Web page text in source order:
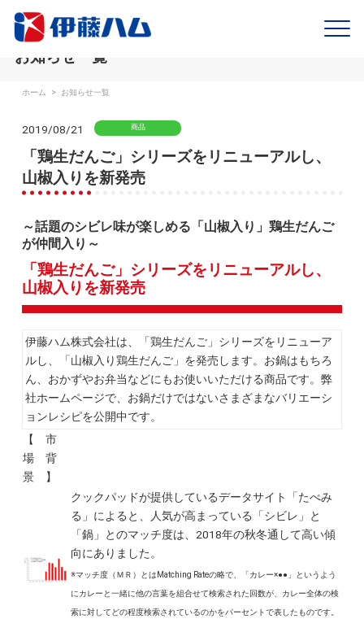
お知らせ一覧
ホーム > お知らせ一覧
2019/08/21 商品
「鶏生だんご」シリーズをリニューアルし、
山椒入りを新発売
～話題のシビレ味が楽しめる「山椒入り」鶏生だんご
が仲間入り～
「鶏生だんご」シリーズをリニューアルし、
山椒入りを新発売
伊藤ハム株式会社は、「鶏生だんご」シリーズをリニューア
ルし、「山椒入り鶏生だんご」を発売します。お鍋はもちろ
ん、おかずやお弁当などにもお使いいただける商品です。弊
社ホームページで、お鍋だけではないさまざまなバリエーシ
ョンレシピを公開中です。
【 市
場 背
景 】
クックパッドが提供しているデータサイト「たべみ
る」によると、人気が高まっている「シビレ」と
「鍋」とのマッチ度は、2018年の秋冬通して高い傾
向にありました。
※マッチ度（ＭＲ）とはMatching Rateの略で、「カレー×●●」というよう
にカレーと一緒に他の言葉を組合せて検索された回数が、カレー全体の検
索に対してどの程度検索されているのかをパーセントで表したものです。